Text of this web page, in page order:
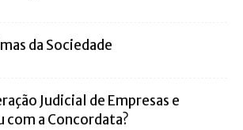
da Sociedade
Judicial de Empresas e
com a Concordata?